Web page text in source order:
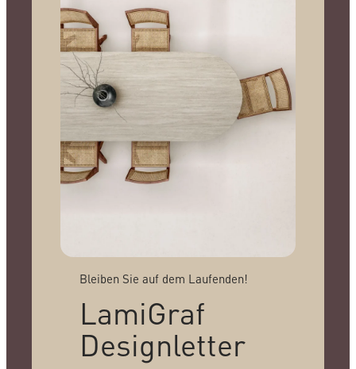
Bleiben Sie auf dem Laufenden!
LamiGraf
Designletter